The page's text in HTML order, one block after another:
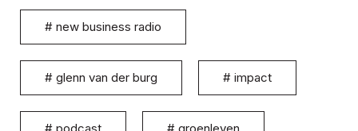
# new business radio
# glenn van der burg # impact